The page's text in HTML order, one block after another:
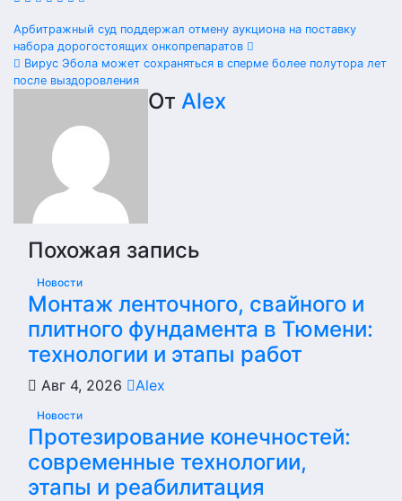
Навигация
по
Арбитражный суд поддержал отмену аукциона на поставку
набора дорогостоящих онкопрепаратов
Вирус Эбола может сохраняться в сперме более полутора лет
после выздоровления
От Alex
Похожая запись
Новости
Монтаж ленточного, свайного и
плитного фундамента в Тюмени:
технологии и этапы работ
Авг 4, 2026 Alex
Новости
Протезирование конечностей:
современные технологии,
этапы и реабилитация